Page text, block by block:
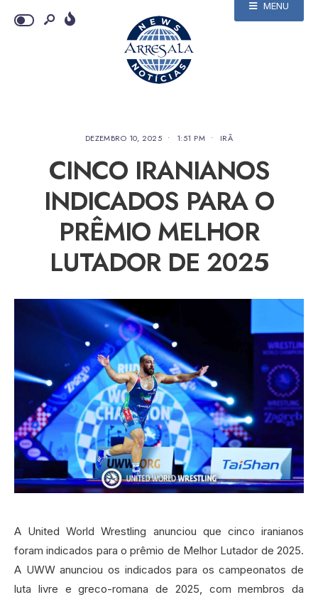
MENU
DEZEMBRO 10, 2025 • 1:51 PM • IRÃ
CINCO IRANIANOS
INDICADOS PARA O
PRÊMIO MELHOR
LUTADOR DE 2025
A United World Wrestling anunciou que cinco iranianos
foram indicados para o prêmio de Melhor Lutador de 2025.
A UWW anunciou os indicados para os campeonatos de
luta livre e greco-romana de 2025, com membros da